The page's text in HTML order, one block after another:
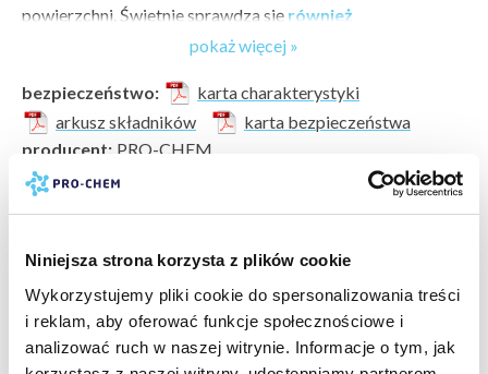
Niniejsza strona korzysta z plików cookie
Wykorzystujemy pliki cookie do spersonalizowania treści
i reklam, aby oferować funkcje społecznościowe i
analizować ruch w naszej witrynie. Informacje o tym, jak
powierzchni. Świetnie sprawdza się również
do czyszczenia podzespołów i części mechanicznych
Sposób użycia
Nanieść roztwór na czyszczoną powierzchnię za pomocą
i pozostawić na 1 - 3 min. Spłukać wodą pod wysokim
ciśnieniem. Spłukiwanie przeprowadzać od dołu do góry,
ciśnienia. W przypadku silnie zabrudzonych powierzchni
czynność można powtórzyć z użyciem roztworu
o większym stężeniu oraz środka mechanicznego, np.
szczotki.
pokaż więcej »
bezpieczeństwo:
karta charakterystyki
arkusz składników
karta bezpieczeństwa
producent: PRO-CHEM
marka: PRO-CHEM
odczyn PH:
typ zabrudzenia: zabrudzenia atmosferyczne »
powierzchnia do wyczyszczenia: plandeki »,lakier
samochodowy »,aluminium i inne metale »
rodzaj czyszczenia: gruntowne bieżące
pokaż więcej »